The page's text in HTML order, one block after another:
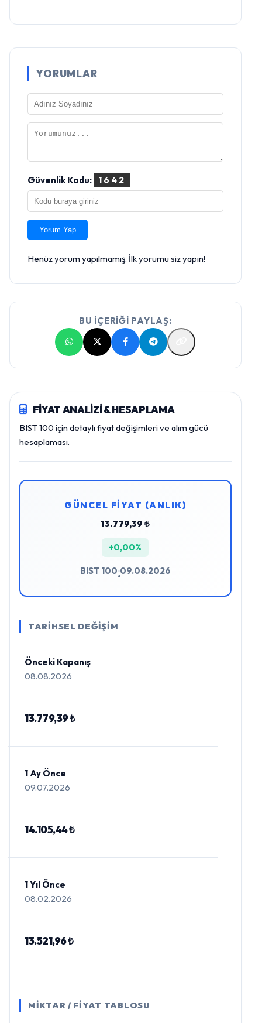
YORUMLAR
Güvenlik Kodu: 1642
Yorum Yap
Henüz yorum yapılmamış. İlk yorumu siz yapın!
BU İÇERİĞİ PAYLAŞ:
FİYAT ANALİZİ & HESAPLAMA
BIST 100 için detaylı fiyat değişimleri ve alım gücü
hesaplaması.
GÜNCEL FİYAT (ANLIK)
13.779,39 ₺
+0,00%
BIST 100
•
09.08.2026
TARİHSEL DEĞİŞİM
Önceki Kapanış
08.08.2026
13.779,39 ₺
1 Ay Önce
09.07.2026
14.105,44 ₺
1 Yıl Önce
08.02.2026
13.521,96 ₺
MİKTAR / FİYAT TABLOSU